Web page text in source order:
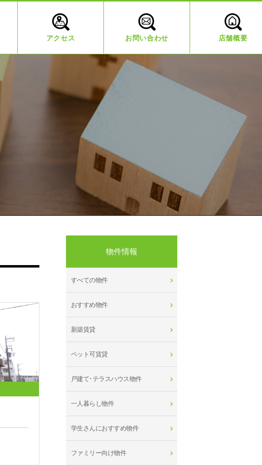
アクセス お問い合わせ 店舗概要
物件情報
すべての物件
おすすめ物件
新築賃貸
ペット可賃貸
戸建て･テラスハウス物件
一人暮らし物件
学生さんにおすすめ物件
ファミリー向け物件